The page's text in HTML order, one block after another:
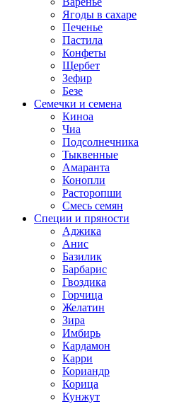
Ягоды в сахаре
Печенье
Пастила
Конфеты
Щербет
Зефир
Безе
Семечки и семена
Киноа
Чиа
Подсолнечника
Тыквенные
Амаранта
Конопли
Расторопши
Смесь семян
Специи и пряности
Аджика
Анис
Базилик
Барбарис
Гвоздика
Горчица
Желатин
Зира
Имбирь
Кардамон
Карри
Кориандр
Корица
Кунжут